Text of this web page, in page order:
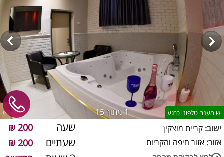
1מתוך 15 יש מענה טלפוני כרגע
שעה 200 ₪
שעתיים 200 ₪
ישוב: קריית מוצקין
אזור: אזור חיפה והקריות